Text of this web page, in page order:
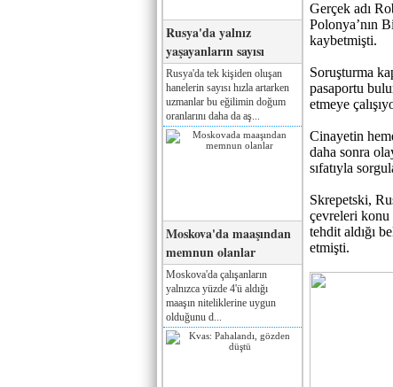
Rusya'da yalnız
yaşayanların sayısı
Rusya'da tek kişiden oluşan
hanelerin sayısı hızla artarken
uzmanlar bu eğilimin doğum
oranlarını daha da aş...
Moskova'da maaşından
memnun olanlar
Moskova'da çalışanların
yalnızca yüzde 4'ü aldığı
maaşın niteliklerine uygun
olduğunu d...
Gerçek adı
Polonya’nın
kaybetmişti.
Soruşturma
pasaportu
etmeye
Cinayetin
daha sonra
sıfatıyla
Skrepetski,
çevreleri konu
tehdit aldığı
etmişti.